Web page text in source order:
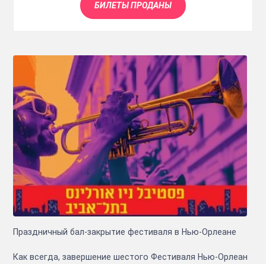
БИЛЕТЫ ПРОДАНЫ
Праздничный бал-закрытие фестиваля в Нью-Орлеане
Как всегда, завершение шестого Фестиваля Нью-Орлеан